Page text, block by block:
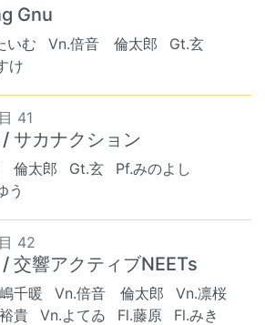
Gnu
いむ Vn.倍音 倫太郎
Gt.玄
け
41
サカナクション
倫太郎 Gt.玄
Pf.みのよし
う
42
交響アクティブNEETs
千暖 Vn.倍音 倫太郎
Vn.凛桜
貴 Vn.よてゐ Fl.藤原
Fl.みき